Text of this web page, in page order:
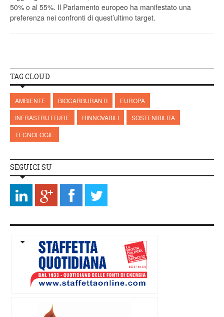
50% o al 55%. Il Parlamento europeo ha manifestato una
preferenza nei confronti di quest’ultimo target.
TAG CLOUD
AMBIENTE BIOCARBURANTI
EUROPA
INFRASTRUTTURE
RINNOVABILI
SOSTENIBILITÀ
TECNOLOGIE
SEGUICI SU